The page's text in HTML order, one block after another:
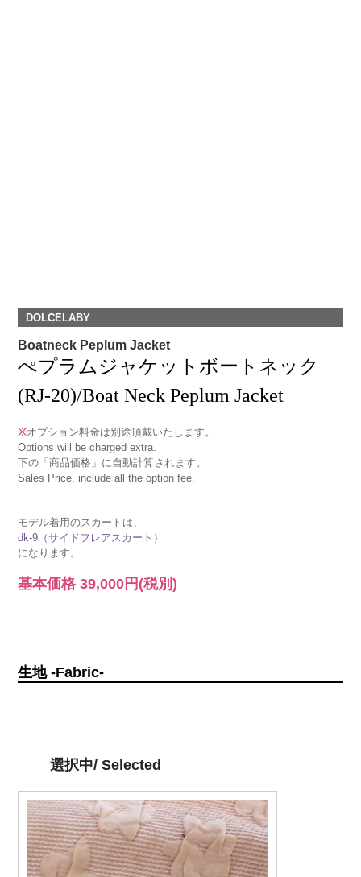
DOLCELABY
Boatneck Peplum Jacket
ぺプラムジャケットボートネック
(RJ-20)/Boat Neck Peplum Jacket
※オプション料金は別途頂戴いたします。
Options will be charged extra.
下の「商品価格」に自動計算されます。
Sales Price, include all the option fee.
モデル着用のスカートは、
dk-9（サイドフレアスカート）
になります。
基本価格39,000円 (税別)
生地 -Fabric-
選択中/ Selected